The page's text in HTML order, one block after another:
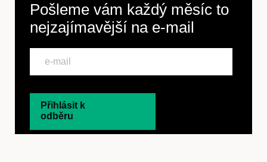
Pošleme vám každý měsíc to
nejzajímavější na e-mail
Přihlásit k
odběru